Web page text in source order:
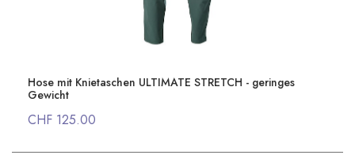
Hose mit Knietaschen ULTIMATE STRETCH - geringes
Gewicht
CHF 125.00